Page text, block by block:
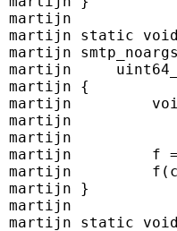
martijn
martijn
martijn
martijn
martijn
martijn
martijn
martijn
martijn
martijn
martijn
martijn
martijn